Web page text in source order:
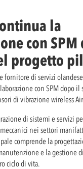
la
con
progetto
fornitore di servizi
con SPM dopo il
di vibrazione wireless
di sistemi e servizi
nei settori
comprende la
e la gestione
ciclo di vita.